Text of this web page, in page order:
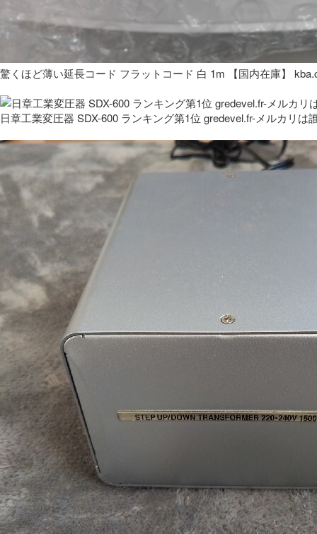
驚くほど薄い延長コード フラットコード 白 1m 【国内在庫】
日章工業変圧器 SDX-600 ランキング第1位 gredevel.fr-メルカリは